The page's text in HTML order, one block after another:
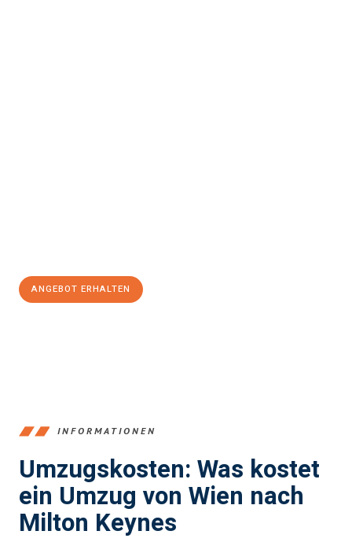
ANGEBOT ERHALTEN
INFORMATIONEN
Umzugskosten: Was kostet
ein Umzug von Wien nach
Milton Keynes